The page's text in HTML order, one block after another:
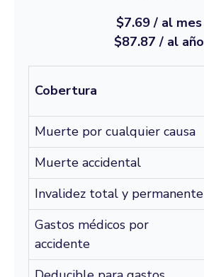
$7.69 / al mes
$87.87 / al año
Cobertura
Muerte por cualquier causa
Muerte accidental
Invalidez total y permanente
Gastos médicos por
accidente